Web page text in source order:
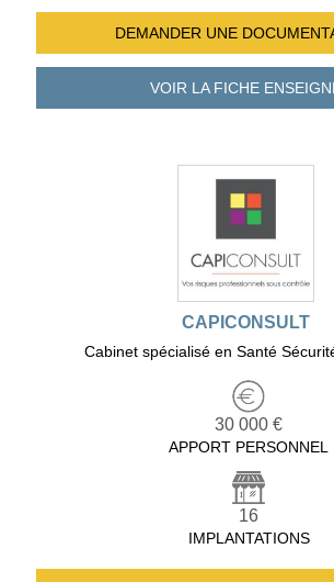
DEMANDER UNE
VOIR LA FICHE
CAPICONSULT
Cabinet spécialisé en Santé
30 000 €
APPORT PERSONNEL
16
IMPLANTATIONS